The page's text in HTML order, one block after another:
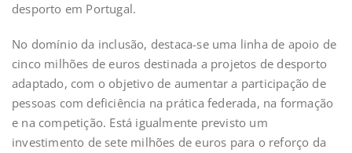
desporto em Portugal.
No domínio da inclusão, destaca-se uma linha de apoio de
cinco milhões de euros destinada a projetos de desporto
adaptado, com o objetivo de aumentar a participação de
pessoas com deficiência na prática federada, na formação
e na competição. Está igualmente previsto um
investimento de sete milhões de euros para o reforço da